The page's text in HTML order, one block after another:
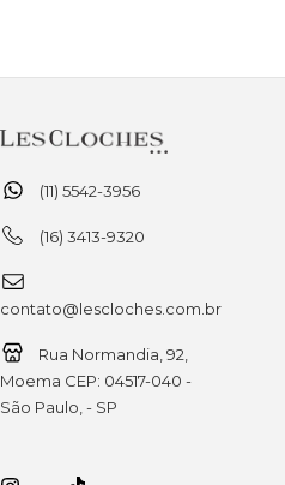
(11) 5542-3956
(16) 3413-9320
contato@lescloches.com.br
Rua Normandia, 92,
Moema CEP: 04517-040 -
São Paulo, - SP